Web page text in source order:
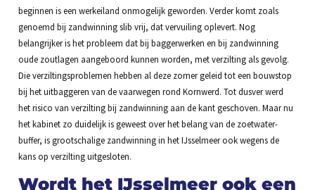
beginnen is een werkeiland onmogelijk geworden. Verder komt zoals
genoemd bij zandwinning slib vrij, dat vervuiling oplevert. Nog
belangrijker is het probleem dat bij baggerwerken en bij zandwinning
oude zoutlagen aangeboord kunnen worden, met verzilting als gevolg.
Die verziltingsproblemen hebben al deze zomer geleid tot een bouwstop
bij het uitbaggeren van de vaarwegen rond Kornwerd. Tot dusver werd
het risico van verzilting bij zandwinning aan de kant geschoven. Maar nu
het kabinet zo duidelijk is geweest over het belang van de zoetwater-
buffer, is grootschalige zandwinning in het IJsselmeer ook wegens de
kans op verzilting uitgesloten.
Wordt het IJsselmeer ook een